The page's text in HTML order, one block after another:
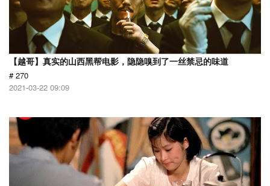
【越哥】真实的山西黑帮电影，隐隐嗅到了一丝禁忌的味道
# 270
2021-03-22 09:09